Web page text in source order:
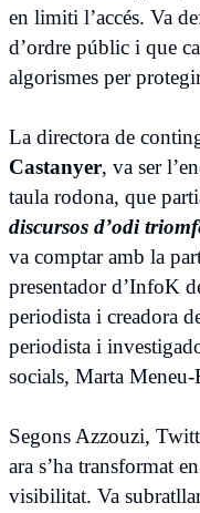
en limiti l’accés. Va
d’ordre públic i que
algorismes per
La directora de
Castanyer, va ser
taula rodona, que
discursos d’odi
va comptar amb la
presentador d’InfoK
periodista i creadora
periodista i
socials, Marta
Segons Azzouzi,
ara s’ha transformat
visibilitat. Va